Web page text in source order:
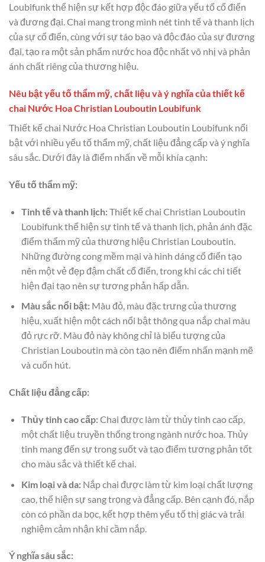
Loubifunk thể hiện sự kết hợp độc đáo giữa yếu tố cổ điển
và đương đại. Chai mang trong mình nét tinh tế và thanh lịch
của sự cổ điển, cùng với sự táo bạo và độc đáo của sự đương
đại, tạo ra một sản phẩm nước hoa độc nhất vô nhị và phản
ánh chất riêng của thương hiệu.
Nêu bật yếu tố thẩm mỹ, chất liệu và ý nghĩa của thiết kế
chai Nước Hoa Christian Louboutin Loubifunk
Thiết kế chai Nước Hoa Christian Louboutin Loubifunk nổi
bật với nhiều yếu tố thẩm mỹ, chất liệu đẳng cấp và ý nghĩa
sâu sắc. Dưới đây là điểm nhấn về mỗi khía cạnh:
Yếu tố thẩm mỹ:
Tinh tế và thanh lịch:Thiết kế chai Christian Louboutin
Loubifunk thể hiện sự tinh tế và thanh lịch, phản ánh đặc
điểm thẩm mỹ của thương hiệu Christian Louboutin.
Những đường cong mềm mại và hình dáng cổ điển tạo
nên một vẻ đẹp đậm chất cổ điển, trong khi các chi tiết
hiện đại tạo nên sự tương phản hấp dẫn.
Màu sắc nổi bật:Màu đỏ, màu đặc trưng của thương
hiệu, xuất hiện một cách nổi bật thông qua nắp chai màu
đỏ rực rỡ. Màu đỏ này không chỉ là biểu tượng của
Christian Louboutin mà còn tạo nên điểm nhấn mạnh mẽ
và cuốn hút.
Chất liệu đẳng cấp:
Thủy tinh cao cấp:Chai được làm từ thủy tinh cao cấp,
một chất liệu truyền thống trong ngành nước hoa. Thủy
tinh mang đến sự trong suốt và tạo điểm tương phản tốt
cho màu sắc và thiết kế chai.
Kim loại và da:Nắp chai được làm từ kim loại chất lượng
cao, thể hiện sự sang trọng và đẳng cấp. Bên cạnh đó, nắp
còn có phần da bọc, kết hợp thêm yếu tố thị giác và trải
nghiệm cảm nhận khi cầm nắp.
Ý nghĩa sâu sắc: